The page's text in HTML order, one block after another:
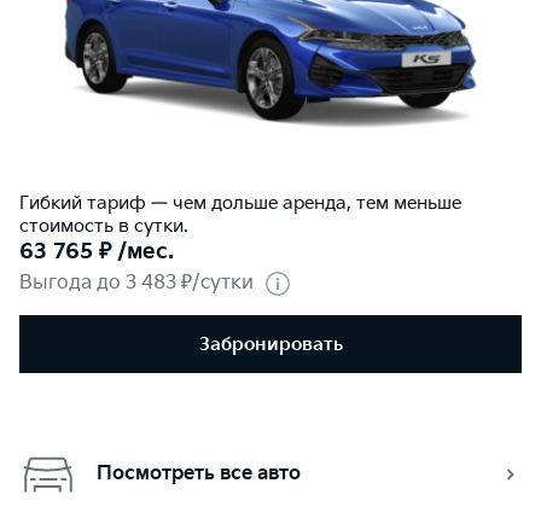
Гибкий тариф — чем дольше аренда, тем меньше
стоимость в сутки.
63 765 ₽ /мес.
Выгода до 3 483 ₽/сутки
Забронировать
Посмотреть все авто